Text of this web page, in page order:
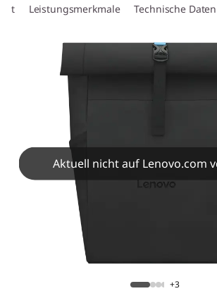
Leistungsmerkmale Technische Daten
Aktuell nicht auf Lenovo.com
+3